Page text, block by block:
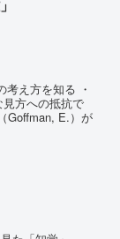
え方を知る ・
方への抵抗で
Goffman, E.）が